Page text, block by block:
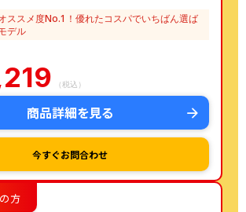
ススメ度No.1！優れたコスパでいちばん選ば
デル
（税込）
商品詳細を見る
今すぐお問合わせ
方